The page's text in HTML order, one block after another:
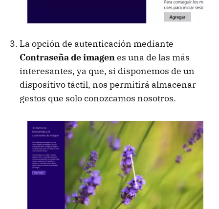
La opción de autenticación mediante
Contraseña de imagenes una de las más
interesantes, ya que, si disponemos de un
dispositivo táctil, nos permitirá almacenar
gestos que solo conozcamos nosotros.